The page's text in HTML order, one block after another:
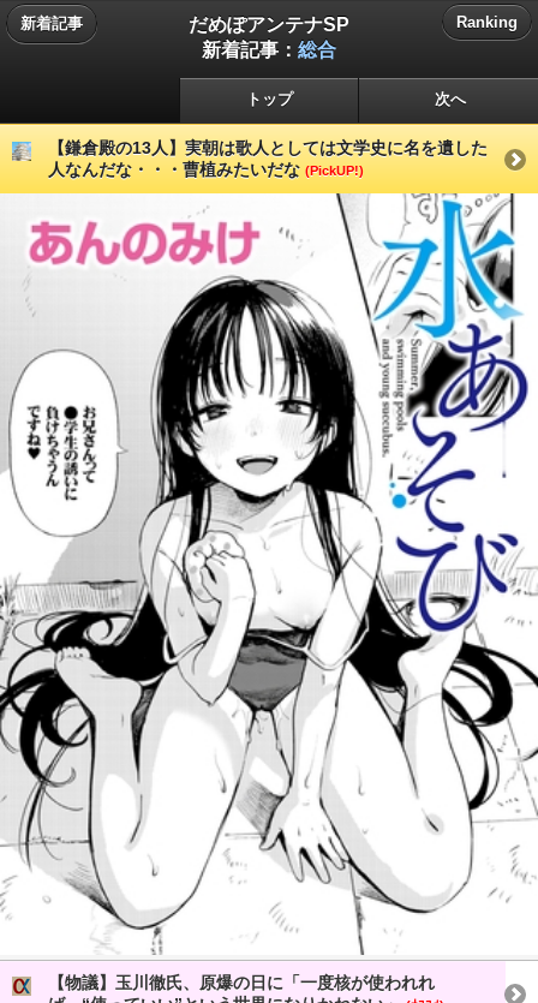
新着記事
だめぽアンテナSP
新着記事： 総合
Ranking
トップ 次へ
【鎌倉殿の13人】実朝は歌人としては文学史に名を遺した
人なんだな・・・曹植みたいだな (PickUP!)
【物議】玉川徹氏、原爆の日に「一度核が使われれ